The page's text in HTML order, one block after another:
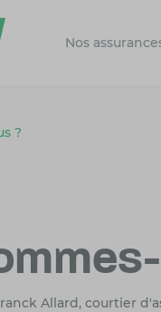
Nos
?
Allard, courtier